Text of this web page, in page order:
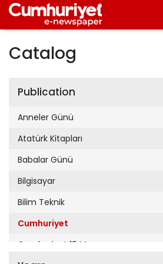
Catalog
Publication
Anneler Günü
Atatürk Kitapları
Babalar Günü
Bilgisayar
Bilim Teknik
Cumhuriyet
Cumhuriyet 19 Mayıs